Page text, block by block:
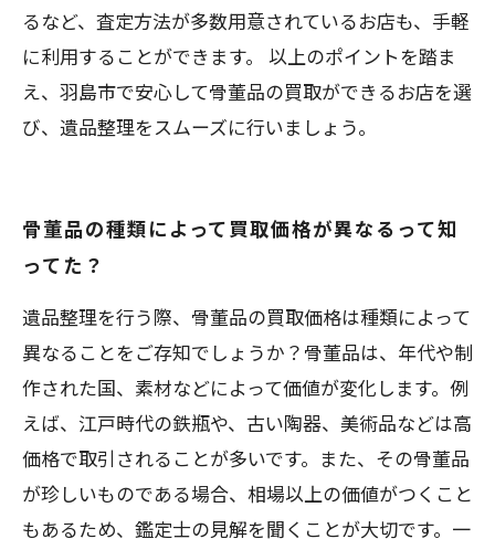
るなど、査定方法が多数用意されているお店も、手軽
に利用することができます。 以上のポイントを踏ま
え、羽島市で安心して骨董品の買取ができるお店を選
び、遺品整理をスムーズに行いましょう。
骨董品の種類によって買取価格が異なるって知
ってた？
遺品整理を行う際、骨董品の買取価格は種類によって
異なることをご存知でしょうか？骨董品は、年代や制
作された国、素材などによって価値が変化します。例
えば、江戸時代の鉄瓶や、古い陶器、美術品などは高
価格で取引されることが多いです。また、その骨董品
が珍しいものである場合、相場以上の価値がつくこと
もあるため、鑑定士の見解を聞くことが大切です。一